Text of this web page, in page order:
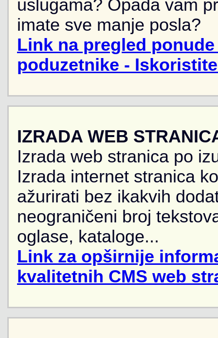
uslugama? Opada vam
imate sve manje posla?
Link na pregled
poduzetnike -
IZRADA WEB
Izrada web stranica po
Izrada internet stranica
ažurirati bez ikakvih
neograničeni broj
oglase, kataloge...
Link za opširnije
kvalitetnih CMS web